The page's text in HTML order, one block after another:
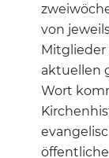
von
Mitglieder
aktuellen
Wort